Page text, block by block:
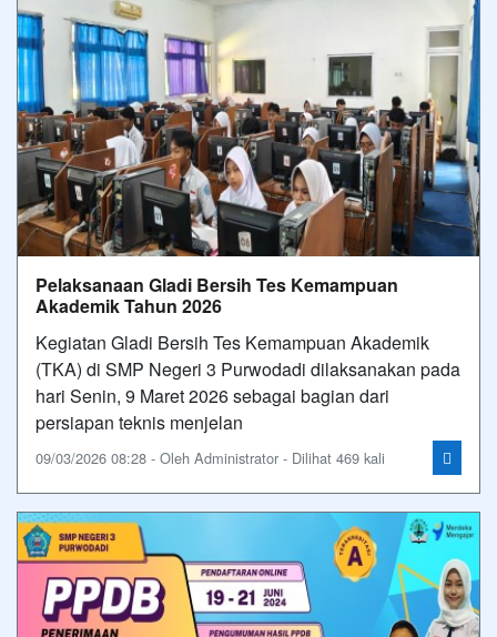
Pelaksanaan Gladi Bersih Tes Kemampuan
Akademik Tahun 2026
Kegiatan Gladi Bersih Tes Kemampuan Akademik
(TKA) di SMP Negeri 3 Purwodadi dilaksanakan pada
hari Senin, 9 Maret 2026 sebagai bagian dari
persiapan teknis menjelan
09/03/2026 08:28 - Oleh Administrator - Dilihat 469 kali